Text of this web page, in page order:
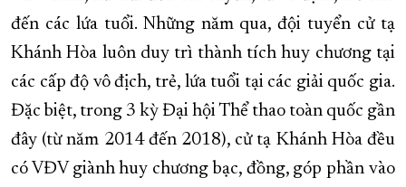
đến các lứa tuổi. Những năm qua, đội tuyển cử tạ
Khánh Hòa luôn duy trì thành tích huy chương tại
các cấp độ vô địch, trẻ, lứa tuổi tại các giải quốc gia.
Đặc biệt, trong 3 kỳ Đại hội Thể thao toàn quốc gần
đây (từ năm 2014 đến 2018), cử tạ Khánh Hòa đều
có VĐV giành huy chương bạc, đồng, góp phần vào